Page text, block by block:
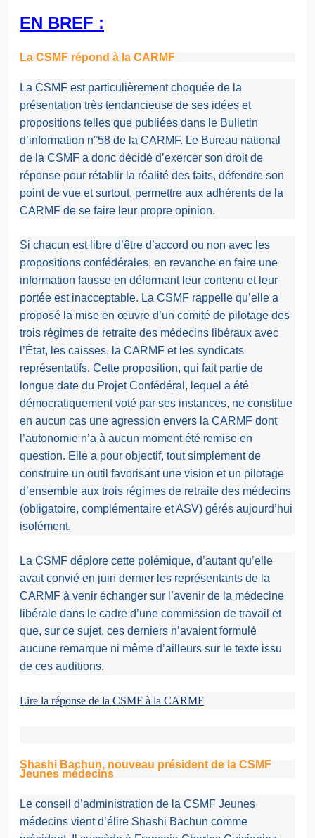
EN BREF :
La CSMF répond à la CARMF
La CSMF est particulièrement choquée de la
présentation très tendancieuse de ses idées et
propositions telles que publiées dans le Bulletin
d’information n°58 de la CARMF. Le Bureau national
de la CSMF a donc décidé d’exercer son droit de
réponse pour rétablir la réalité des faits, défendre son
point de vue et surtout, permettre aux adhérents de la
CARMF de se faire leur propre opinion.
Si chacun est libre d’être d’accord ou non avec les
propositions confédérales, en revanche en faire une
information fausse en déformant leur contenu et leur
portée est inacceptable. La CSMF rappelle qu’elle a
proposé la mise en œuvre d’un comité de pilotage des
trois régimes de retraite des médecins libéraux avec
l’État, les caisses, la CARMF et les syndicats
représentatifs. Cette proposition, qui fait partie de
longue date du Projet Confédéral, lequel a été
démocratiquement voté par ses instances, ne constitue
en aucun cas une agression envers la CARMF dont
l’autonomie n’a à aucun moment été remise en
question. Elle a pour objectif, tout simplement de
construire un outil favorisant une vision et un pilotage
d’ensemble aux trois régimes de retraite des médecins
(obligatoire, complémentaire et ASV) gérés aujourd’hui
isolément.
La CSMF déplore cette polémique, d’autant qu’elle
avait convié en juin dernier les représentants de la
CARMF à venir échanger sur l’avenir de la médecine
libérale dans le cadre d’une commission de travail et
que, sur ce sujet, ces derniers n’avaient formulé
aucune remarque ni même d’ailleurs sur le texte issu
de ces auditions.
Lire la réponse de la CSMF à la CARMF
Shashi Bachun, nouveau président de la CSMF
Jeunes médecins
Le conseil d’administration de la CSMF Jeunes
médecins vient d’élire Shashi Bachun comme